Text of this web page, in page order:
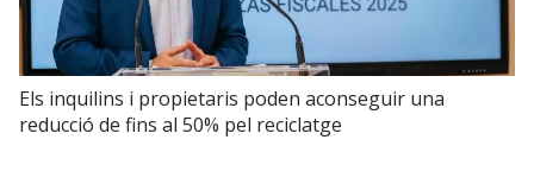
Els inquilins i propietaris poden aconseguir una
reducció de fins al 50% pel reciclatge